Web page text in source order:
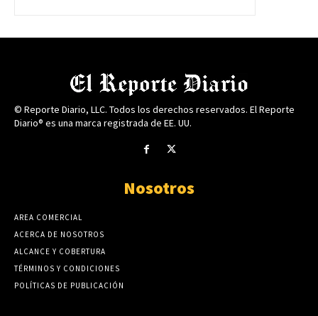
© Reporte Diario, LLC. Todos los derechos reservados. El Reporte
Diario® es una marca registrada de EE. UU.
Nosotros
AREA COMERCIAL
ACERCA DE NOSOTROS
ALCANCE Y COBERTURA
TÉRMINOS Y CONDICIONES
POLÍTICAS DE PUBLICACIÓN